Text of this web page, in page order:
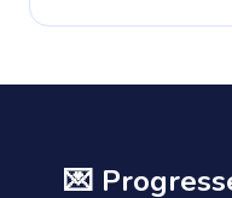
💌